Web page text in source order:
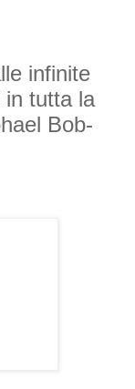
infinite
in tutta la
Bob-